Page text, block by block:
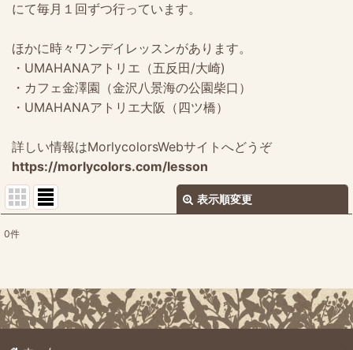
にて毎月１回ずつ行っています。
ほかに時々ワンデイレッスンがあります。
・UMAHANAアトリエ（五反田/大崎)
・カフェ金澤園（金沢八景海の公園柴口）
・UMAHANAアトリエ大阪（四ツ橋）
詳しい情報はMorlycolorsWebサイトへどうぞ
https://morlycolors.com/lesson
表示順変更
並び順:
絞り込む
0件